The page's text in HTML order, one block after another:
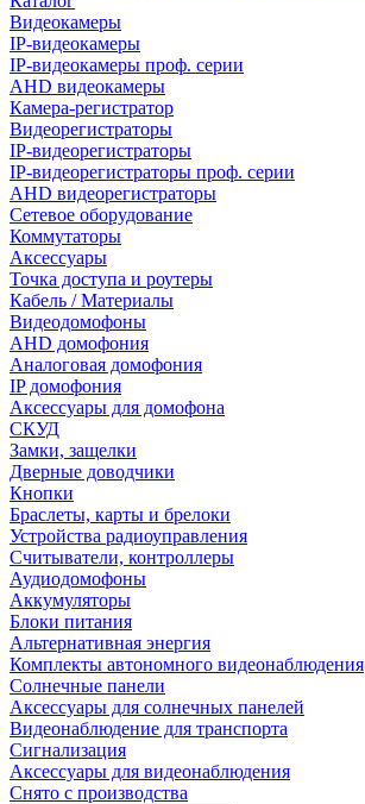
Видеокамеры
IP-видеокамеры
IP-видеокамеры проф. серии
AHD видеокамеры
Камера-регистратор
Видеорегистраторы
IP-видеорегистраторы
IP-видеорегистраторы проф. серии
AHD видеорегистраторы
Сетевое оборудование
Коммутаторы
Аксессуары
Точка доступа и роутеры
Кабель / Материалы
Видеодомофоны
AHD домофония
Аналоговая домофония
IP домофония
Аксессуары для домофона
СКУД
Замки, защелки
Дверные доводчики
Кнопки
Браслеты, карты и брелоки
Устройства радиоуправления
Считыватели, контроллеры
Аудиодомофоны
Аккумуляторы
Блоки питания
Альтернативная энергия
Комплекты автономного видеонаблюдения
Солнечные панели
Аксессуары для солнечных панелей
Видеонаблюдение для транспорта
Сигнализация
Аксессуары для видеонаблюдения
Снято с производства